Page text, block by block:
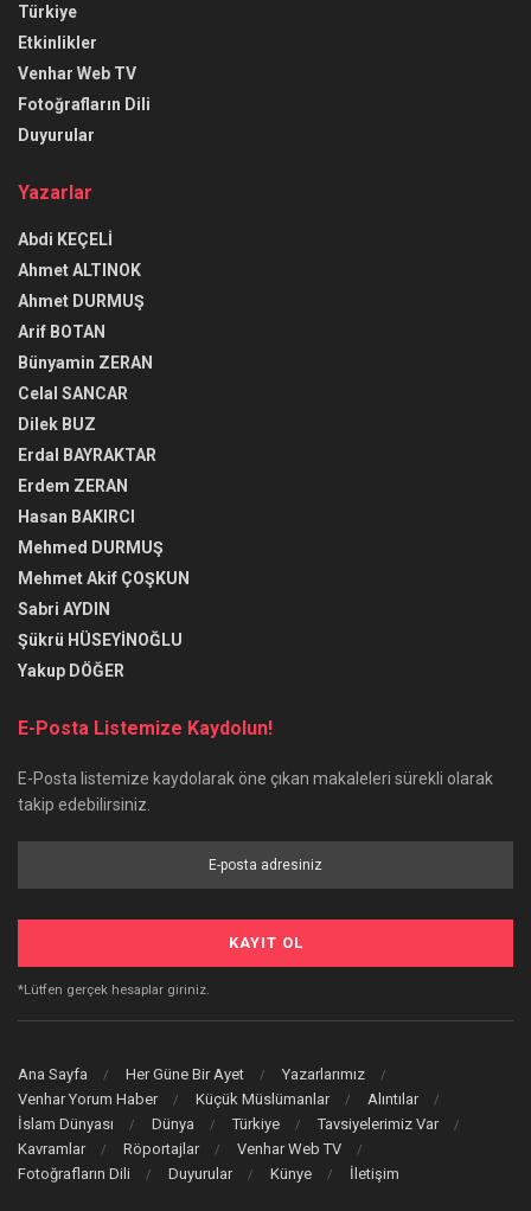
Türkiye
Etkinlikler
Venhar Web TV
Fotoğrafların Dili
Duyurular
Yazarlar
Abdi KEÇELİ
Ahmet ALTINOK
Ahmet DURMUŞ
Arif BOTAN
Bünyamin ZERAN
Celal SANCAR
Dilek BUZ
Erdal BAYRAKTAR
Erdem ZERAN
Hasan BAKIRCI
Mehmed DURMUŞ
Mehmet Akif ÇOŞKUN
Sabri AYDIN
Şükrü HÜSEYİNOĞLU
Yakup DÖĞER
E-Posta Listemize Kaydolun!
E-Posta listemize kaydolarak öne çıkan makaleleri sürekli olarak
takip edebilirsiniz.
*Lütfen gerçek hesaplar giriniz.
Ana Sayfa Her Güne Bir Ayet
Yazarlarımız
Venhar Yorum Haber
Küçük Müslümanlar
Alıntılar
İslam Dünyası
Dünya Türkiye
Tavsiyelerimiz Var
Kavramlar
Röportajlar
Venhar Web TV
Fotoğrafların Dili
Duyurular Künye İletişim